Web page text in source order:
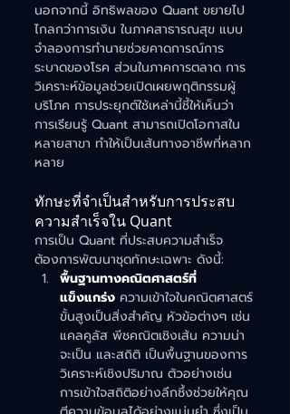
นอกจากนี้ อิทธิพลของ Quant ขยายไป
ไกลกว่าการเงิน ในภาคสาธารณสุข แบบ
จำลองการทำนายช่วยคาดการณ์การ
ระบาดของโรค ส่วนในภาคการตลาด การ
วิเคราะห์ข้อมูลช่วยเปิดเผยพฤติกรรมผู้
บริโภค การประยุกต์ใช้เหล่านี้ชี้ให้เห็นว่า
การเรียนรู้ Quant สามารถเปิดโอกาสใน
หลายสาขา ทำให้เป็นเส้นทางอาชีพที่หลาก
หลาย
ทักษะที่จำเป็นสำหรับการประสบ
ความสำเร็จใน Quant
การเป็น Quant ที่ประสบความสำเร็จ
ต้องการพัฒนาชุดทักษะเฉพาะ ดังนี้:
พื้นฐานทางคณิตศาสตร์ที่
แข็งแกร่ง ความเข้าใจในคณิตศาสตร์
ขั้นสูงเป็นสิ่งสำคัญ หัวข้อต่างๆ เช่น
แคลคูลัส พีชคณิตเชิงเส้น ความน่า
จะเป็น และสถิติ เป็นพื้นฐานของการ
วิเคราะห์เชิงปริมาณ ตัวอย่างเช่น
การเข้าใจสถิติอย่างลึกซึ้งช่วยให้คุณ